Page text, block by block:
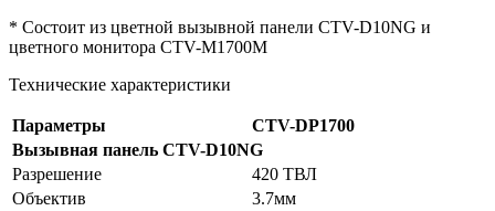
* Состоит из цветной вызывной панели CTV-D10NG и
цветного монитора CTV-M1700M
Технические характеристики
Параметры
CTV-DP1700
Вызывная панель CTV-D10NG
Разрешение
420 ТВЛ
Объектив
3.7мм